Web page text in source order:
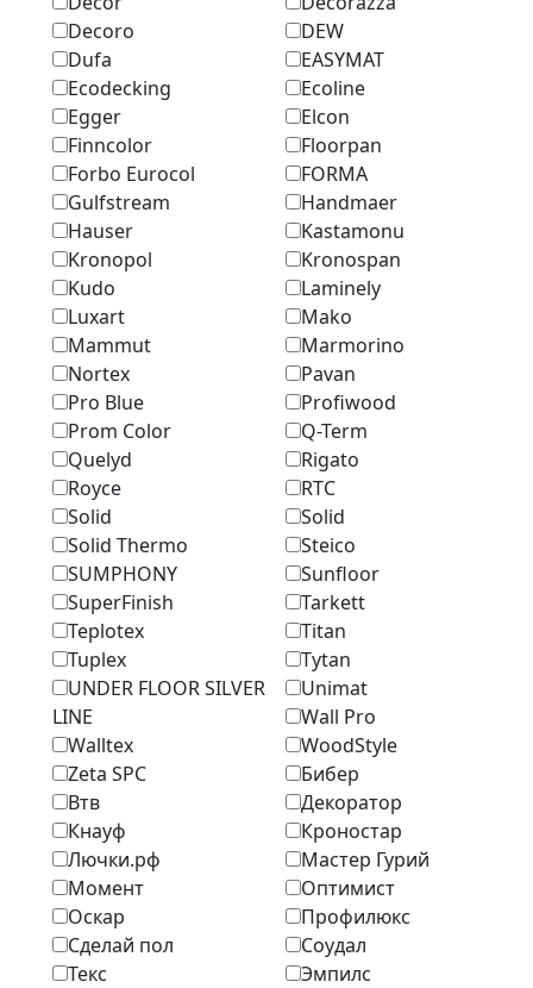
Decoro
DEW
Dufa
EASYMAT
Ecodecking
Ecoline
Egger
Elcon
Finncolor
Floorpan
Forbo Eurocol
FORMA
Gulfstream
Handmaer
Hauser
Kastamonu
Kronopol
Kronospan
Kudo
Laminely
Luxart
Mako
Mammut
Marmоrino
Nortex
Pavan
Pro Blue
Profiwood
Prom Color
Q-Term
Quelyd
Rigato
Royce
RTC
Solid
Solid
Solid Thermo
Steico
SUMPHONY
Sunfloor
SuperFinish
Tarkett
Teplotex
Titan
Tuplex
Tytan
UNDER FLOOR SILVER
LINE
Unimat
Wall Pro
Walltex
WoodStyle
Zeta SPC
Бибер
Втв
Декоратор
Кнауф
Кроностар
Лючки.рф
Мастер Гурий
Момент
Оптимист
Оскар
Профилюкс
Сделай пол
Соудал
Текс
Эмпилс